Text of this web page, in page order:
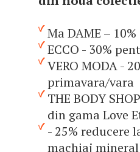
Ma DAME –
ECCO - 30%
VERO MODA -
primavara/vara
THE BODY
din gama Love
- 25% reducere
machiaj